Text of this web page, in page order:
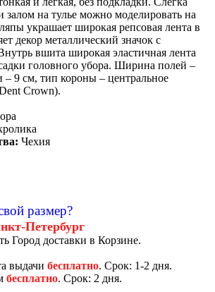
залом на тулье можно моделировать на
украшает широкая репсовая лента в
декор металлический значок с
вшита широкая эластичная лента
головного убора. Ширина полей –
– 9 см, тип короны – центральное
Crown).
Чехия
размер?
Петербург
Город доставки в Корзине.
выдачи бесплатно. Срок: 1-2 дня.
бесплатно. Срок: 2 дня.